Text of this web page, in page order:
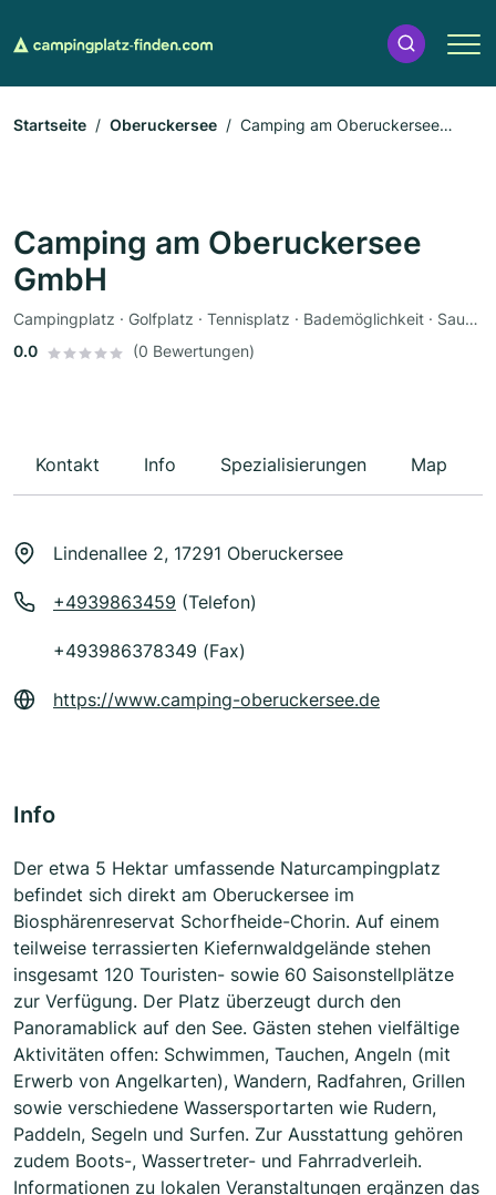
Startseite Oberuckersee
Camping am Oberuckersee
Camping am Oberuckersee
GmbH
Campingplatz · Golfplatz · Tennisplatz · Bademöglichkeit · Sauna · Bootsverleih · Fahrradverleih · Imbiss · Restaurant · Zeltplatz · Wohnmobile
0.0
(0 Bewertungen)
Kontakt Info Spezialisierungen Map
Lindenallee 2, 17291 Oberuckersee
+4939863459 (Telefon)
+493986378349 (Fax)
https://www.camping-oberuckersee.de
Info
Der etwa 5 Hektar umfassende Naturcampingplatz
befindet sich direkt am Oberuckersee im
Biosphärenreservat Schorfheide-Chorin. Auf einem
teilweise terrassierten Kiefernwaldgelände stehen
insgesamt 120 Touristen- sowie 60 Saisonstellplätze
zur Verfügung. Der Platz überzeugt durch den
Panoramablick auf den See. Gästen stehen vielfältige
Aktivitäten offen: Schwimmen, Tauchen, Angeln (mit
Erwerb von Angelkarten), Wandern, Radfahren, Grillen
sowie verschiedene Wassersportarten wie Rudern,
Paddeln, Segeln und Surfen. Zur Ausstattung gehören
zudem Boots-, Wassertreter- und Fahrradverleih.
Informationen zu lokalen Veranstaltungen ergänzen das